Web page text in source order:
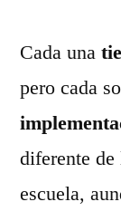
Cada una
pero cada
diferente de
escuela,